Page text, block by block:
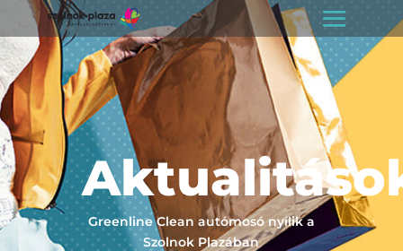
Greenline Clean autómosó nyílik a
Szolnok Plazában